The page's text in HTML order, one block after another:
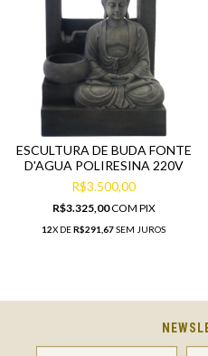
ESCULTURA DE BUDA FONTE
D'AGUA POLIRESINA 220V
R$3.500,00
R$3.325,00COM PIX
12X DER$291,67SEM JUROS